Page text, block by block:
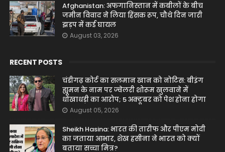
Afghanistan: अफगानिस्तान में कबीलों के बीच
जमीन विवाद ने लिया हिंसक रूप, चौथे दिन जारी
झड़प में कई घायल
August 03, 2026
RECENT POSTS
चंडीगढ़ कोर्ट का सलमान खान को नोटिस: बीइंग
ह्यूमन के नाम पर ज्वेलरी शोरूम खुलवाने में
धोखाधड़ी का आरोप; 5 अक्टूबर को पेश होना होगा
August 05, 2026
Sheikh Hasina: भारत की तारीफ और पीएम मोदी
का जताया आभार, शेख हसीना ने भारत को क्यों
बताया सच्चा मित्र?